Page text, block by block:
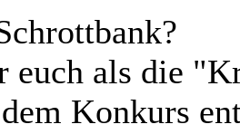
euch als die
Konkurs